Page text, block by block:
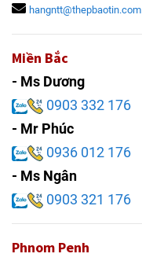
hangntt@thepbaotin.com
Miền Bắc
- Ms Dương
0903 332 176
- Mr Phúc
0936 012 176
- Ms Ngân
0903 321 176
Phnom Penh